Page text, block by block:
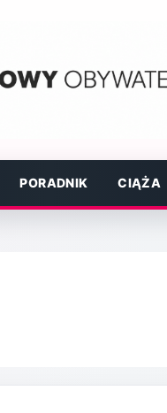
PORADNIK CIĄŻA